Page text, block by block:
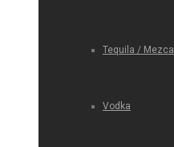
Tequila / Mezcal
Vodka